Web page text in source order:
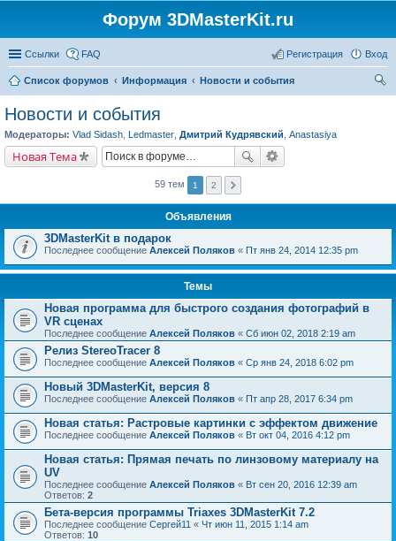
Форум 3DMasterKit.ru
Ссылки FAQ Вход
Регистрация
Список форумов Информация
Новости и события
Новости и события
Модераторы: Vlad Sidash Ledmaster Дмитрий Кудрявский Anastasiya
Новая Тема
59 тем 1 2
Объявления
3DMasterKit в подарок
Последнее сообщение Алексей Поляков « Пт янв 24, 2014 12:35 pm
Темы
Новая программа для быстрого создания фотографий в
VR сценах
Последнее сообщение Алексей Поляков « Сб июн 02, 2018 2:19 am
Релиз StereoTracer 8
Последнее сообщение Алексей Поляков « Ср янв 24, 2018 6:02 pm
Новый 3DMasterKit, версия 8
Последнее сообщение Алексей Поляков « Пт апр 28, 2017 6:34 pm
Новая статья: Растровые картинки с эффектом движение
Последнее сообщение Алексей Поляков « Вт окт 04, 2016 4:12 pm
Новая статья: Прямая печать по линзовому материалу на
UV
Последнее сообщение Алексей Поляков « Вт сен 20, 2016 12:39 am
Ответов: 2
Бета-версия программы Triaxes 3DMasterKit 7.2
Последнее сообщение Сергей11 « Чт июн 11, 2015 1:14 am
Ответов: 10